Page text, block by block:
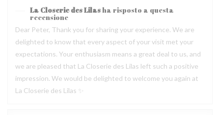
La Closerie des Lilasha risposto a questa
recensione
Dear Peter, Thank you for sharing your experience. We are
delighted to know that every aspect of your visit met your
expectations. Your enthusiasm means a great deal to us, and
we are pleased that La Closerie des Lilas left such a positive
impression. We would be delighted to welcome you again at
La Closerie des Lilas ✨